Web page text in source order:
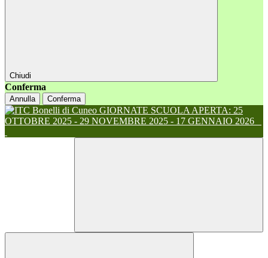
Chiudi
Conferma
Annulla Conferma
GIORNATE SCUOLA APERTA: 25
OTTOBRE 2025 - 29 NOVEMBRE 2025 - 17 GENNAIO 2026